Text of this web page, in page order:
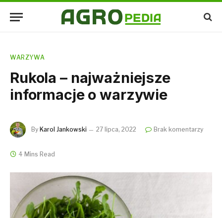
WARZYWA
Rukola – najważniejsze
informacje o warzywie
By Karol Jankowski 27 lipca, 2022 Brak komentarzy
4 Mins Read